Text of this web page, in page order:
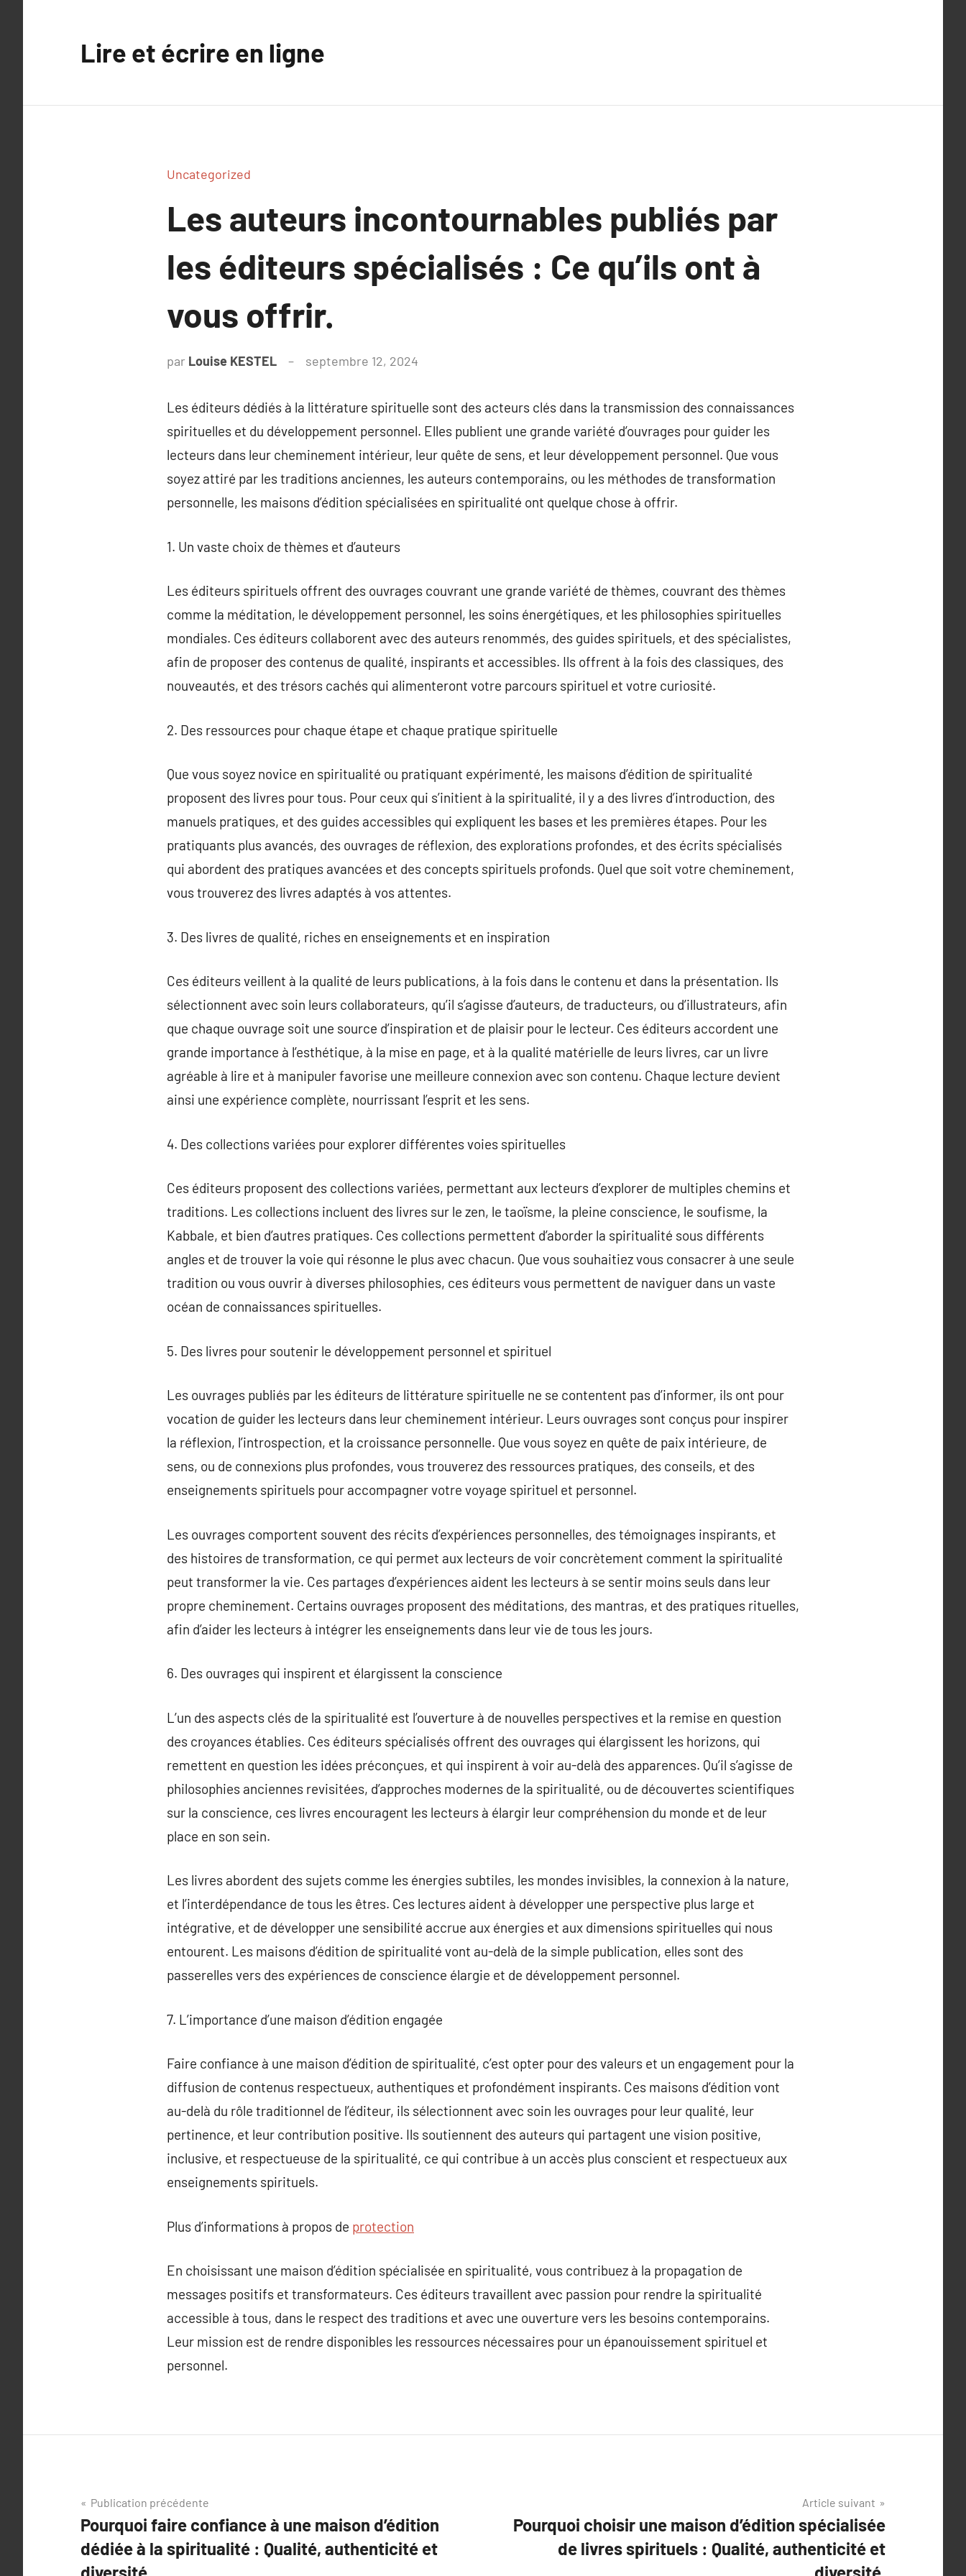
Lire et écrire en ligne
Uncategorized
Les auteurs incontournables publiés par
les éditeurs spécialisés : Ce qu’ils ont à
vous offrir.
par Louise KESTEL septembre 12, 2024
Les éditeurs dédiés à la littérature spirituelle sont des acteurs clés dans la transmission des connaissances
spirituelles et du développement personnel. Elles publient une grande variété d’ouvrages pour guider les
lecteurs dans leur cheminement intérieur, leur quête de sens, et leur développement personnel. Que vous
soyez attiré par les traditions anciennes, les auteurs contemporains, ou les méthodes de transformation
personnelle, les maisons d’édition spécialisées en spiritualité ont quelque chose à offrir.
1. Un vaste choix de thèmes et d’auteurs
Les éditeurs spirituels offrent des ouvrages couvrant une grande variété de thèmes, couvrant des thèmes
comme la méditation, le développement personnel, les soins énergétiques, et les philosophies spirituelles
mondiales. Ces éditeurs collaborent avec des auteurs renommés, des guides spirituels, et des spécialistes,
afin de proposer des contenus de qualité, inspirants et accessibles. Ils offrent à la fois des classiques, des
nouveautés, et des trésors cachés qui alimenteront votre parcours spirituel et votre curiosité.
2. Des ressources pour chaque étape et chaque pratique spirituelle
Que vous soyez novice en spiritualité ou pratiquant expérimenté, les maisons d’édition de spiritualité
proposent des livres pour tous. Pour ceux qui s’initient à la spiritualité, il y a des livres d’introduction, des
manuels pratiques, et des guides accessibles qui expliquent les bases et les premières étapes. Pour les
pratiquants plus avancés, des ouvrages de réflexion, des explorations profondes, et des écrits spécialisés
qui abordent des pratiques avancées et des concepts spirituels profonds. Quel que soit votre cheminement,
vous trouverez des livres adaptés à vos attentes.
3. Des livres de qualité, riches en enseignements et en inspiration
Ces éditeurs veillent à la qualité de leurs publications, à la fois dans le contenu et dans la présentation. Ils
sélectionnent avec soin leurs collaborateurs, qu’il s’agisse d’auteurs, de traducteurs, ou d’illustrateurs, afin
que chaque ouvrage soit une source d’inspiration et de plaisir pour le lecteur. Ces éditeurs accordent une
grande importance à l’esthétique, à la mise en page, et à la qualité matérielle de leurs livres, car un livre
agréable à lire et à manipuler favorise une meilleure connexion avec son contenu. Chaque lecture devient
ainsi une expérience complète, nourrissant l’esprit et les sens.
4. Des collections variées pour explorer différentes voies spirituelles
Ces éditeurs proposent des collections variées, permettant aux lecteurs d’explorer de multiples chemins et
traditions. Les collections incluent des livres sur le zen, le taoïsme, la pleine conscience, le soufisme, la
Kabbale, et bien d’autres pratiques. Ces collections permettent d’aborder la spiritualité sous différents
angles et de trouver la voie qui résonne le plus avec chacun. Que vous souhaitiez vous consacrer à une seule
tradition ou vous ouvrir à diverses philosophies, ces éditeurs vous permettent de naviguer dans un vaste
océan de connaissances spirituelles.
5. Des livres pour soutenir le développement personnel et spirituel
Les ouvrages publiés par les éditeurs de littérature spirituelle ne se contentent pas d’informer, ils ont pour
vocation de guider les lecteurs dans leur cheminement intérieur. Leurs ouvrages sont conçus pour inspirer
la réflexion, l’introspection, et la croissance personnelle. Que vous soyez en quête de paix intérieure, de
sens, ou de connexions plus profondes, vous trouverez des ressources pratiques, des conseils, et des
enseignements spirituels pour accompagner votre voyage spirituel et personnel.
Les ouvrages comportent souvent des récits d’expériences personnelles, des témoignages inspirants, et
des histoires de transformation, ce qui permet aux lecteurs de voir concrètement comment la spiritualité
peut transformer la vie. Ces partages d’expériences aident les lecteurs à se sentir moins seuls dans leur
propre cheminement. Certains ouvrages proposent des méditations, des mantras, et des pratiques rituelles,
afin d’aider les lecteurs à intégrer les enseignements dans leur vie de tous les jours.
6. Des ouvrages qui inspirent et élargissent la conscience
L’un des aspects clés de la spiritualité est l’ouverture à de nouvelles perspectives et la remise en question
des croyances établies. Ces éditeurs spécialisés offrent des ouvrages qui élargissent les horizons, qui
remettent en question les idées préconçues, et qui inspirent à voir au-delà des apparences. Qu’il s’agisse de
philosophies anciennes revisitées, d’approches modernes de la spiritualité, ou de découvertes scientifiques
sur la conscience, ces livres encouragent les lecteurs à élargir leur compréhension du monde et de leur
place en son sein.
Les livres abordent des sujets comme les énergies subtiles, les mondes invisibles, la connexion à la nature,
et l’interdépendance de tous les êtres. Ces lectures aident à développer une perspective plus large et
intégrative, et de développer une sensibilité accrue aux énergies et aux dimensions spirituelles qui nous
entourent. Les maisons d’édition de spiritualité vont au-delà de la simple publication, elles sont des
passerelles vers des expériences de conscience élargie et de développement personnel.
7. L’importance d’une maison d’édition engagée
Faire confiance à une maison d’édition de spiritualité, c’est opter pour des valeurs et un engagement pour la
diffusion de contenus respectueux, authentiques et profondément inspirants. Ces maisons d’édition vont
au-delà du rôle traditionnel de l’éditeur, ils sélectionnent avec soin les ouvrages pour leur qualité, leur
pertinence, et leur contribution positive. Ils soutiennent des auteurs qui partagent une vision positive,
inclusive, et respectueuse de la spiritualité, ce qui contribue à un accès plus conscient et respectueux aux
enseignements spirituels.
Plus d’informations à propos de protection
En choisissant une maison d’édition spécialisée en spiritualité, vous contribuez à la propagation de
messages positifs et transformateurs. Ces éditeurs travaillent avec passion pour rendre la spiritualité
accessible à tous, dans le respect des traditions et avec une ouverture vers les besoins contemporains.
Leur mission est de rendre disponibles les ressources nécessaires pour un épanouissement spirituel et
personnel.
Navigation
de
l’article
Publication précédente
Pourquoi faire confiance à une maison d’édition
dédiée à la spiritualité : Qualité, authenticité et
Article suivant
Pourquoi choisir une maison d’édition spécialisée
de livres spirituels : Qualité, authenticité et